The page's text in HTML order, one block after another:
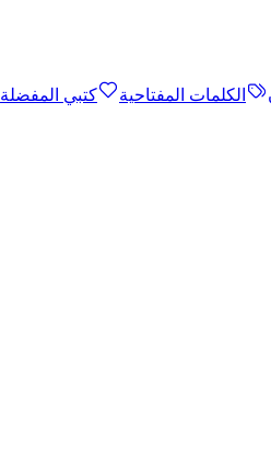
الكلمات المفتاحية
كتبي المفضلة